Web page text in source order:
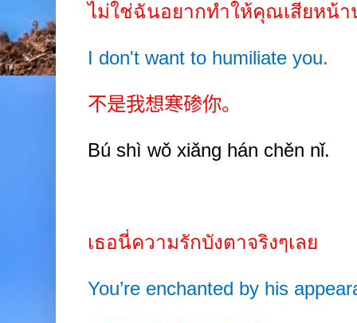
ไม่ใช่ฉันอยากทำให้คุณเสียหน้า
I don't want to humiliate you.
不是我想寒碜你。
Bú shì wǒ xiǎng hán chěn nǐ.
เธอนี่ความรักบังตาจริงๆเลย
You’re enchanted by his